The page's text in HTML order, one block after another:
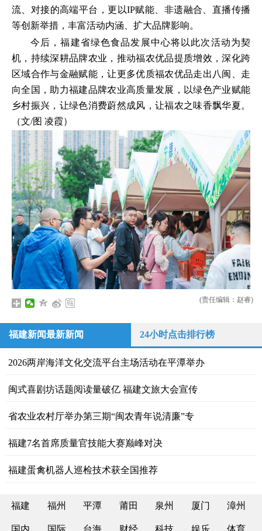
流、对接的高端平台，更以IP赋能、非遗融合、直播传播
等创新举措，丰富活动内涵、扩大品牌影响。
今后，福建省绿色食品发展中心将以此次活动为契
机，持续深耕品牌农业，推动福农优品提质增效，深化跨
区域合作与金融赋能，让更多优质福农优品走出八闽、走
向全国，助力福建品牌农业高质量发展，以绿色产业赋能
乡村振兴，让绿色消费蔚然成风，让福农之味香飘华夏。
（文/图 凌霞）
(责任编辑：赵睿)
福建新闻最新新闻 24小时点击排行榜
2026两岸海洋文化交流平台主场活动在平潭举办
闽式喜剧坊话题阅读量破亿 福建文旅大会宣传
省农业农村厅举办第三期“闽农青年说清廉”专
福建7名首席质量官技能大赛巅峰对决
福建蛋禽机器人巡检技术获全国推荐
福建 福州 平潭 莆田 泉州 厦门 漳州